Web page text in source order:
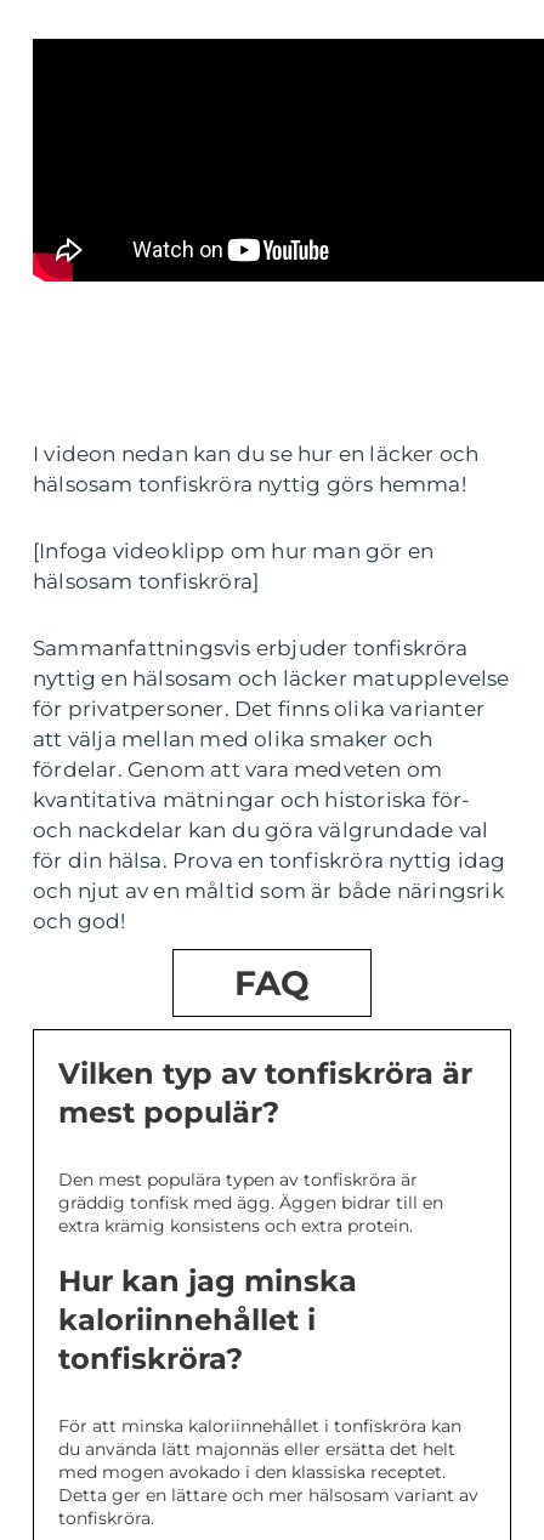
I videon nedan kan du se hur en läcker och
hälsosam tonfiskröra nyttig görs hemma!
[Infoga videoklipp om hur man gör en
hälsosam tonfiskröra]
Sammanfattningsvis erbjuder tonfiskröra
nyttig en hälsosam och läcker matupplevelse
för privatpersoner. Det finns olika varianter
att välja mellan med olika smaker och
fördelar. Genom att vara medveten om
kvantitativa mätningar och historiska för-
och nackdelar kan du göra välgrundade val
för din hälsa. Prova en tonfiskröra nyttig idag
och njut av en måltid som är både näringsrik
och god!
FAQ
Vilken typ av tonfiskröra är
mest populär?
Den mest populära typen av tonfiskröra är
gräddig tonfisk med ägg. Äggen bidrar till en
extra krämig konsistens och extra protein.
Hur kan jag minska
kaloriinnehållet i
tonfiskröra?
För att minska kaloriinnehållet i tonfiskröra kan
du använda lätt majonnäs eller ersätta det helt
med mogen avokado i den klassiska receptet.
Detta ger en lättare och mer hälsosam variant av
tonfiskröra.